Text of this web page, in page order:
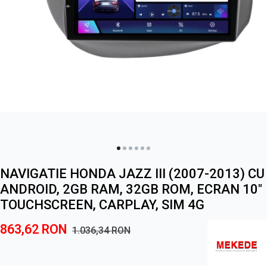
NAVIGATIE HONDA JAZZ III (2007-2013) CU
ANDROID, 2GB RAM, 32GB ROM, ECRAN 10"
TOUCHSCREEN, CARPLAY, SIM 4G
863,62 RON 1.036,34RON